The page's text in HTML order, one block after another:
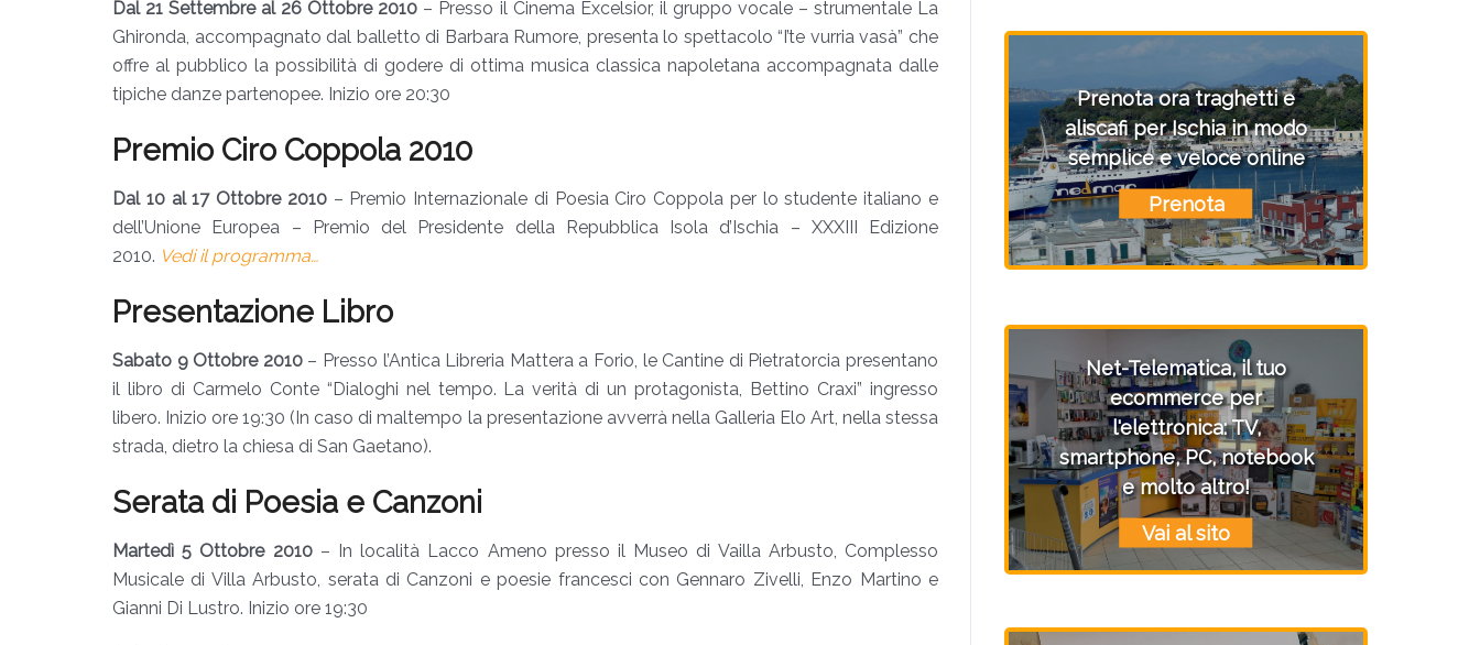
Dal 21 Settembre al 26 Ottobre 2010 – Presso il Cinema Excelsior, il gruppo vocale – strumentale La
Ghironda, accompagnato dal balletto di Barbara Rumore, presenta lo spettacolo “I’te vurria vasà” che
offre al pubblico la possibilità di godere di ottima musica classica napoletana accompagnata dalle
tipiche danze partenopee. Inizio ore 20:30
Premio Ciro Coppola 2010
Dal 10 al 17 Ottobre 2010– Premio Internazionale di Poesia Ciro Coppola per lo studente italiano e
dell’Unione Europea – Premio del Presidente della Repubblica Isola d’Ischia – XXXIII Edizione
2010. Vedi il programma…
Presentazione Libro
Sabato 9 Ottobre 2010– Presso l’Antica Libreria Mattera a Forio, le Cantine di Pietratorcia presentano
il libro di Carmelo Conte “Dialoghi nel tempo. La verità di un protagonista, Bettino Craxi” ingresso
libero. Inizio ore 19:30 (In caso di maltempo la presentazione avverrà nella Galleria Elo Art, nella stessa
strada, dietro la chiesa di San Gaetano).
Serata di Poesia e Canzoni
Martedì 5 Ottobre 2010– In località Lacco Ameno presso il Museo di Vailla Arbusto, Complesso
Musicale di Villa Arbusto, serata di Canzoni e poesie francesci con Gennaro Zivelli, Enzo Martino e
Gianni Di Lustro. Inizio ore 19:30
Prenota ora traghetti e
aliscafi per Ischia in modo
semplice e veloce online
Prenota
Net-Telematica, il tuo
ecommerce per
l'elettronica: TV,
smartphone, PC, notebook
e molto altro!
Vai al sito